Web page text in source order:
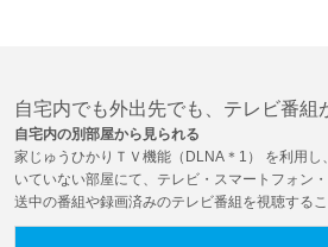
自宅内でも外出先でも、テレビ番組
自宅内の別部屋から見られる
家じゅうひかりＴＶ機能（DLNA＊1） を利用
いていない部屋にて、テレビ・スマートフォン
送中の番組や録画済みのテレビ番組を視聴するこ